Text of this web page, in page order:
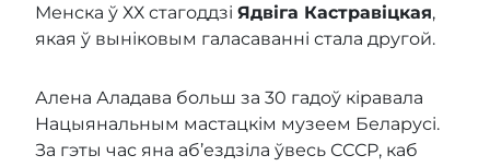
Менска ў ХХ стагоддзі Ядвіга Кастравіцкая,
якая ў выніковым галасаванні стала другой.
Алена Аладава больш за 30 гадоў кіравала
Нацыянальным мастацкім музеем Беларусі.
За гэты час яна аб’ездзіла ўвесь СССР, каб